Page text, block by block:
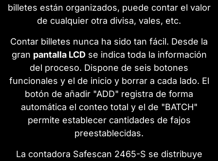
billetes están organizados, puede contar el valor
de cualquier otra divisa, vales, etc.
Contar billetes nunca ha sido tan fácil. Desde la
gran pantalla LCDse indica toda la información
del proceso. Dispone de seis botones
funcionales y el de inicio y borrar a cada lado. El
botón de añadir "ADD" registra de forma
automática el conteo total y el de "BATCH"
permite establecer cantidades de fajos
preestablecidas.
La contadora Safescan 2465-S se distribuye